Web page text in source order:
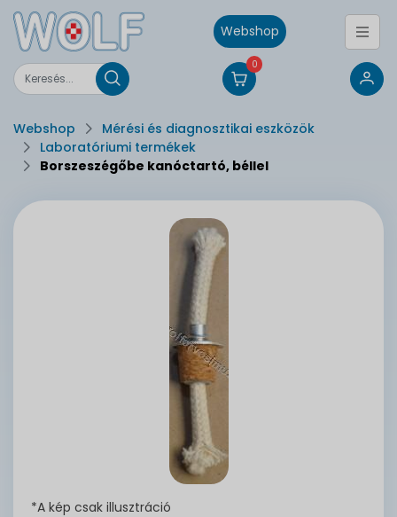
Webshop
0
Webshop
Mérési és diagnosztikai eszközök
Laboratóriumi termékek
Borszeszégőbe kanóctartó, béllel
*A kép csak illusztráció